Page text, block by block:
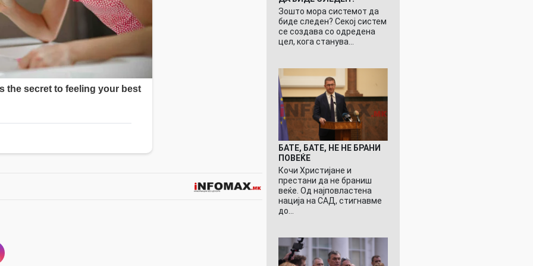
Зошто мора системот да
биде следен? Секој систем
се создава со одредена
цел, кога станува…
БАТЕ, БАТЕ, НЕ НЕ БРАНИ
ПОВЕЌЕ
Кочи Христијане и
престани да не браниш
веќе. Од најповластена
нација на САД, стигнавме
до…